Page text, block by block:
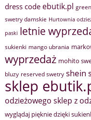
dress code ebutik.pl
swetry damskie Hurtownia
paski letnie
sukienki mango ubrania
wyprzedaż mohito
bluzy reserved swetry shein
sklep
odzieżowego sklep z
wyglądaj pięknie dzięki